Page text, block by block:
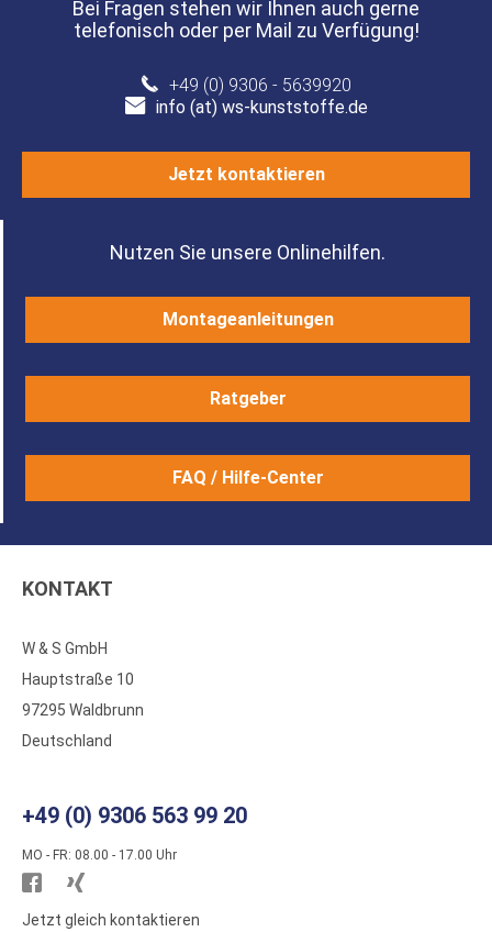
Bei Fragen stehen wir Ihnen auch gerne
telefonisch oder per Mail zu Verfügung!
+49 (0) 9306 - 5639920
info (at) ws-kunststoffe.de
Jetzt kontaktieren
Nutzen Sie unsere Onlinehilfen.
Montageanleitungen
Ratgeber
FAQ / Hilfe-Center
KONTAKT
W & S GmbH
Hauptstraße 10
97295 Waldbrunn
Deutschland
+49 (0) 9306 563 99 20
MO - FR: 08.00 - 17.00 Uhr
Besuchen
Sie
Sie
Jetzt gleich kontaktieren